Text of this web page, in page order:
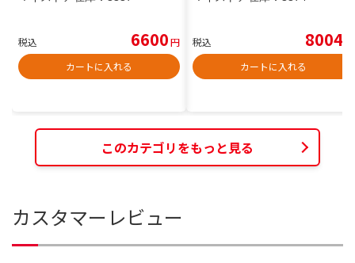
税込 6600円
カートに入れる
税込 8004
カートに入れる
このカテゴリをもっと見る
カスタマーレビュー